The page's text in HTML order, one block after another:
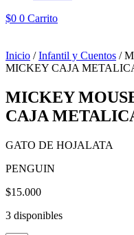
$0 0 Carrito
Inicio /Infantil y Cuentos /
MICKEY CAJA
MICKEY
CAJA
GATO DE HOJALATA
PENGUIN
$15.000
3 disponibles